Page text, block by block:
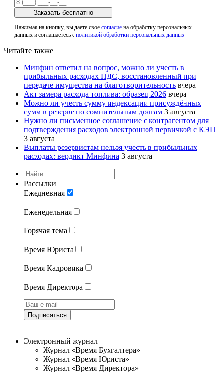
Заказать бесплатно
Нажимая на кнопку, вы даете свое согласие на обработку персональных
данных и соглашаетесь с политикой обработки персональных данных
Читайте также
Минфин ответил на вопрос, можно ли учесть в
прибыльных расходах НДС, восстановленный при
передаче имущества на благотворительность вчера
Акт замера расхода топлива: образец 2026 вчера
Можно ли учесть сумму индексации присуждённых
сумм в резерве по сомнительным долгам 3 августа
Нужно ли письменное соглашение с контрагентом для
подтверждения расходов электронной первичкой с КЭП
3 августа
Выплаты резервистам нельзя учесть в прибыльных
расходах: вердикт Минфина 3 августа
Рассылки
Ежедневная
Еженедельная
Горячая тема
Время Юриста
Время Кадровика
Время Директора
Подписаться
Электронный журнал
Журнал «Время Бухгалтера»
Журнал «Время Юриста»
Журнал «Время Директора»